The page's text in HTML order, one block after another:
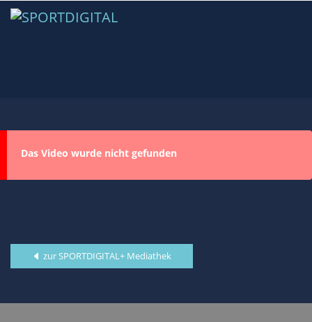
Das Video wurde nicht gefunden
zur SPORTDIGITAL+ Mediathek